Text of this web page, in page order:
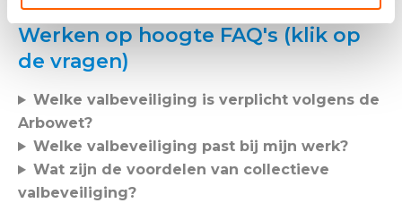
Werken op hoogte FAQ's (klik op
de vragen)
Welke valbeveiliging is verplicht volgens de
Arbowet?
Welke valbeveiliging past bij mijn werk?
Wat zijn de voordelen van collectieve
valbeveiliging?